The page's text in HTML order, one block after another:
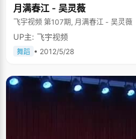
月满春江 - 吴灵薇
飞宇视频 第107期, 月满春江 - 吴灵薇
UP主: 飞宇视频
舞蹈 • 2012/5/28